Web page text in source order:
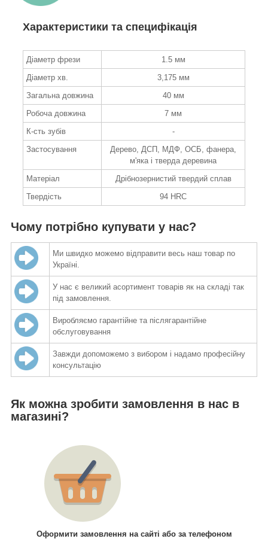
Характеристики та специфікація
Діаметр фрези
1.5 мм
Діаметр хв.
3,175 мм
Загальна довжина
40 мм
Робоча довжина
7 мм
К-сть зубів
-
Застосування
Дерево, ДСП, МДФ, ОСБ, фанера,
м'яка і тверда деревина
Матеріал
Дрібнозернистий твердий сплав
Твердість
94 HRC
Чому потрібно купувати у нас?
Ми швидко можемо відправити весь наш товар по
Україні.
У нас є великий асортимент товарів як на складі так
під замовлення.
Виробляємо гарантійне та післягарантійне
обслуговування
Завжди допоможемо з вибором і надамо професійну
консультацію
Як можна зробити замовлення в нас в
магазині?
Оформити замовлення на сайті або за телефоном